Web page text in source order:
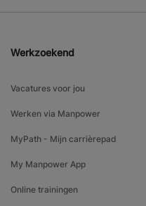
Werkzoekend
Vacatures voor jou
Werken via Manpower
MyPath - Mijn carrièrepad
My Manpower App
Online trainingen